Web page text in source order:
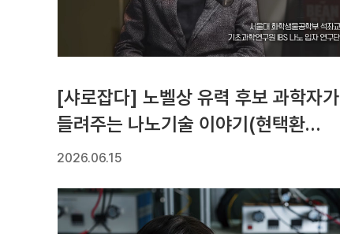
[샤로잡다] 노벨상 유력 후보 과학자가
들려주는 나노기술 이야기(현택환
석좌교수)
2026.06.15